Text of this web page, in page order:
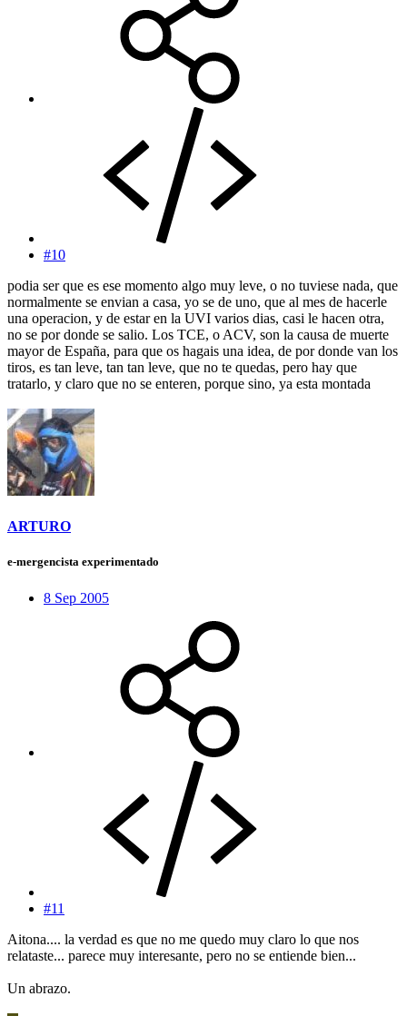
#10
podia ser que es ese momento algo muy leve, o no tuviese nada, que
normalmente se envian a casa, yo se de uno, que al mes de hacerle
una operacion, y de estar en la UVI varios dias, casi le hacen otra,
no se por donde se salio. Los TCE, o ACV, son la causa de muerte
mayor de España, para que os hagais una idea, de por donde van los
tiros, es tan leve, tan tan leve, que no te quedas, pero hay que
tratarlo, y claro que no se enteren, porque sino, ya esta montada
ARTURO
e-mergencista experimentado
8 Sep 2005
#11
Aitona.... la verdad es que no me quedo muy claro lo que nos
relataste... parece muy interesante, pero no se entiende bien...
Un abrazo.